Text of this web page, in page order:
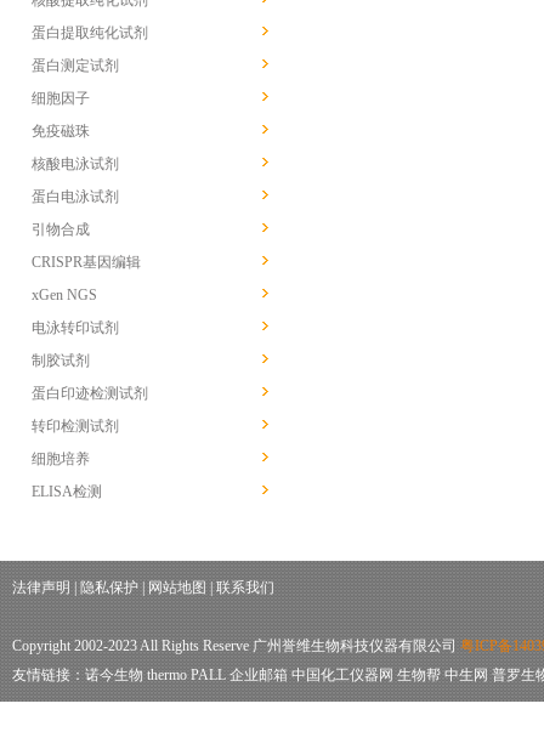
蛋白提取纯化试剂
蛋白测定试剂
细胞因子
免疫磁珠
核酸电泳试剂
蛋白电泳试剂
引物合成
CRISPR基因编辑
xGen NGS
电泳转印试剂
制胶试剂
蛋白印迹检测试剂
转印检测试剂
细胞培养
ELISA检测
法律声明 隐私保护 网站地图 联系我们
Copyright 2002-2023 All Rights Reserve 广州誉维生物科技仪器有限公司 粤ICP备
友情链接： 诺今生物 thermo PALL 企业邮箱 中国化工仪器网 生物帮 中生网 普罗生